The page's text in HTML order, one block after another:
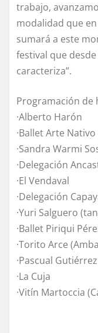
trabajo,
modalidad que
sumará a este
festival que
caracteriza”.
Programación de
·Alberto Harón
·Ballet Arte Nativo
·Sandra Warmi
·Delegación
·El Vendaval
·Delegación
·Yuri Salguero
·Ballet Piriqui
·Torito Arce
·Pascual
·La Cuja
·Vitín Martoccia